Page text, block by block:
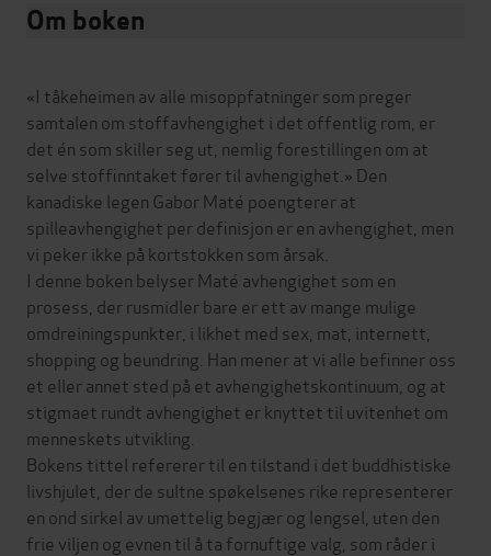
Om boken
«I tåkeheimen av alle misoppfatninger som preger
samtalen om stoffavhengighet i det offentlig rom, er
det én som skiller seg ut, nemlig forestillingen om at
selve stoffinntaket fører til avhengighet.» Den
kanadiske legen Gabor Maté poengterer at
spilleavhengighet per definisjon er en avhengighet, men
vi peker ikke på kortstokken som årsak.
I denne boken belyser Maté avhengighet som en
prosess, der rusmidler bare er ett av mange mulige
omdreiningspunkter, i likhet med sex, mat, internett,
shopping og beundring. Han mener at vi alle befinner oss
et eller annet sted på et avhengighetskontinuum, og at
stigmaet rundt avhengighet er knyttet til uvitenhet om
menneskets utvikling.
Bokens tittel refererer til en tilstand i det buddhistiske
livshjulet, der de sultne spøkelsenes rike representerer
en ond sirkel av umettelig begjær og lengsel, uten den
frie viljen og evnen til å ta fornuftige valg, som råder i